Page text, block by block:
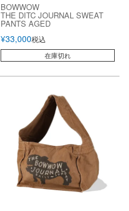
BOWWOW
THE DITC JOURNAL SWEAT
PANTS AGED
¥33,000税込
在庫切れ